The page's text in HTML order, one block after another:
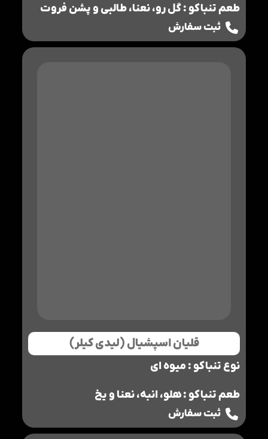
طعم تنباکو : گل رو، نعنا، طالبی و پشن فروت
ثبت سفارش
قلیان اسپشیال (لیدی کیلر)
نوع تنباکو : میوه ای
طعم تنباکو : هلو، انبه، نعنا و یخ
ثبت سفارش